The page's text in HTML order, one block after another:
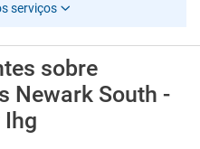
serviços
sobre
Newark South -
Ihg